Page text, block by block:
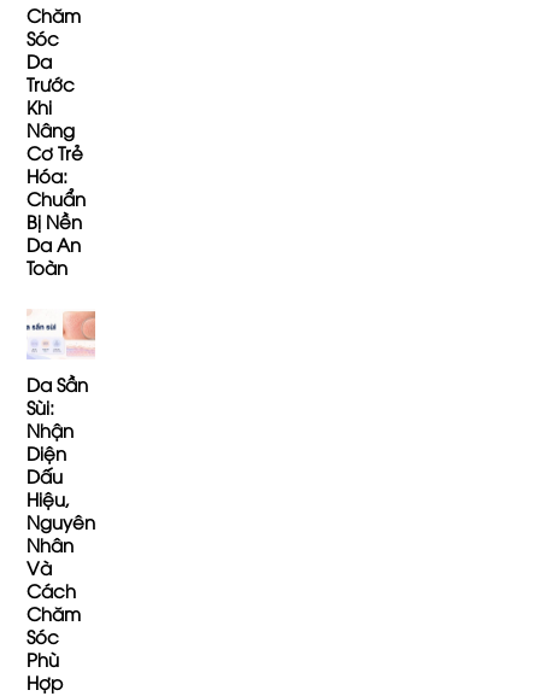
Chăm
Sóc
Da
Trước
Khi
Nâng
Cơ Trẻ
Hóa:
Chuẩn
Bị Nền
Da An
Toàn
Da Sần
Sùi:
Nhận
Diện
Dấu
Hiệu,
Nguyên
Nhân
Và
Cách
Chăm
Sóc
Phù
Hợp